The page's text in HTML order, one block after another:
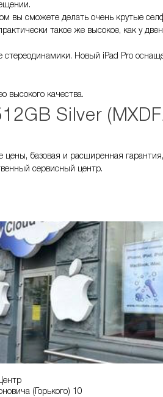
вы сможете делать очень крутые
такое же высокое, как у
Новый iPad Pro
высокого качества.
Silver
цены, базовая и расширенная
сервисный центр.
(Горького) 10